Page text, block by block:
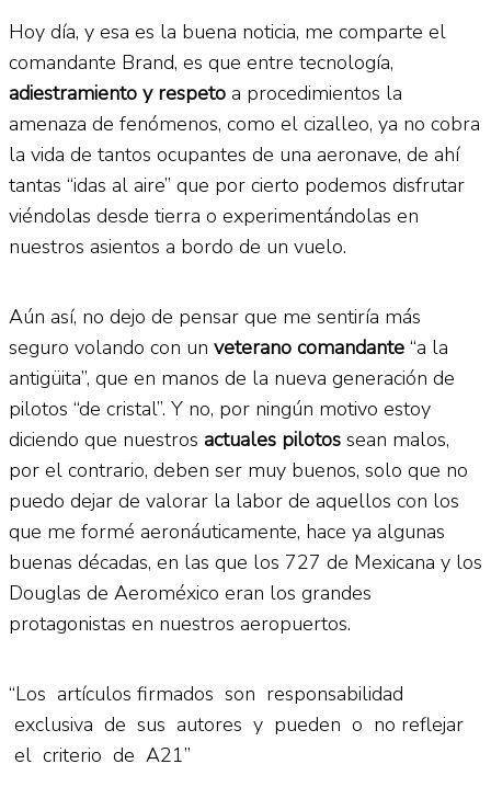
Hoy día, y esa es la buena noticia, me comparte el
comandante Brand, es que entre tecnología,
adiestramiento y respeto a procedimientos la
amenaza de fenómenos, como el cizalleo, ya no cobra
la vida de tantos ocupantes de una aeronave, de ahí
tantas “idas al aire” que por cierto podemos disfrutar
viéndolas desde tierra o experimentándolas en
nuestros asientos a bordo de un vuelo.
Aún así, no dejo de pensar que me sentiría más
seguro volando con un veterano comandante “a la
antigüita”, que en manos de la nueva generación de
pilotos “de cristal”. Y no, por ningún motivo estoy
diciendo que nuestros actuales pilotos sean malos,
por el contrario, deben ser muy buenos, solo que no
puedo dejar de valorar la labor de aquellos con los
que me formé aeronáuticamente, hace ya algunas
buenas décadas, en las que los 727 de Mexicana y los
Douglas de Aeroméxico eran los grandes
protagonistas en nuestros aeropuertos.
“Los artículos firmados son responsabilidad
exclusiva de sus autores y pueden o no reflejar
el criterio de A21”